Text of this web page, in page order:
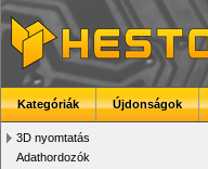
Kategóriák Újdonságok
3D nyomtatás
Adathordozók